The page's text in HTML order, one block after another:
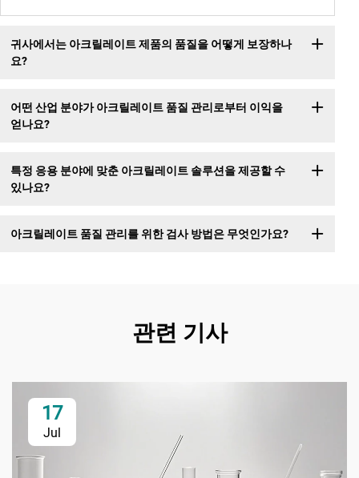
귀사에서는 아크릴레이트 제품의 품질을 어떻게 보장하나
요?
어떤 산업 분야가 아크릴레이트 품질 관리로부터 이익을
얻나요?
특정 응용 분야에 맞춘 아크릴레이트 솔루션을 제공할 수
있나요?
아크릴레이트 품질 관리를 위한 검사 방법은 무엇인가요?
관련 기사
17
Jul